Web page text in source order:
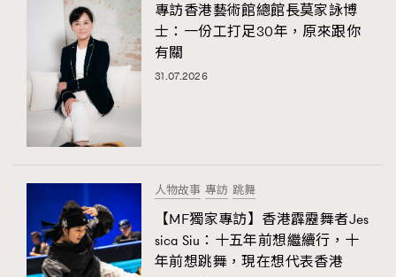
專訪香港藝術館總館長莫家詠博
士：一份工打足30年，原來跟你
有關
31.07.2026
人物故事 專訪 跳舞
【MF獨家專訪】香港霹靂舞者Jes
sica Siu：十五年前想繼續行，十
年前想跳舞，現在想代表香港